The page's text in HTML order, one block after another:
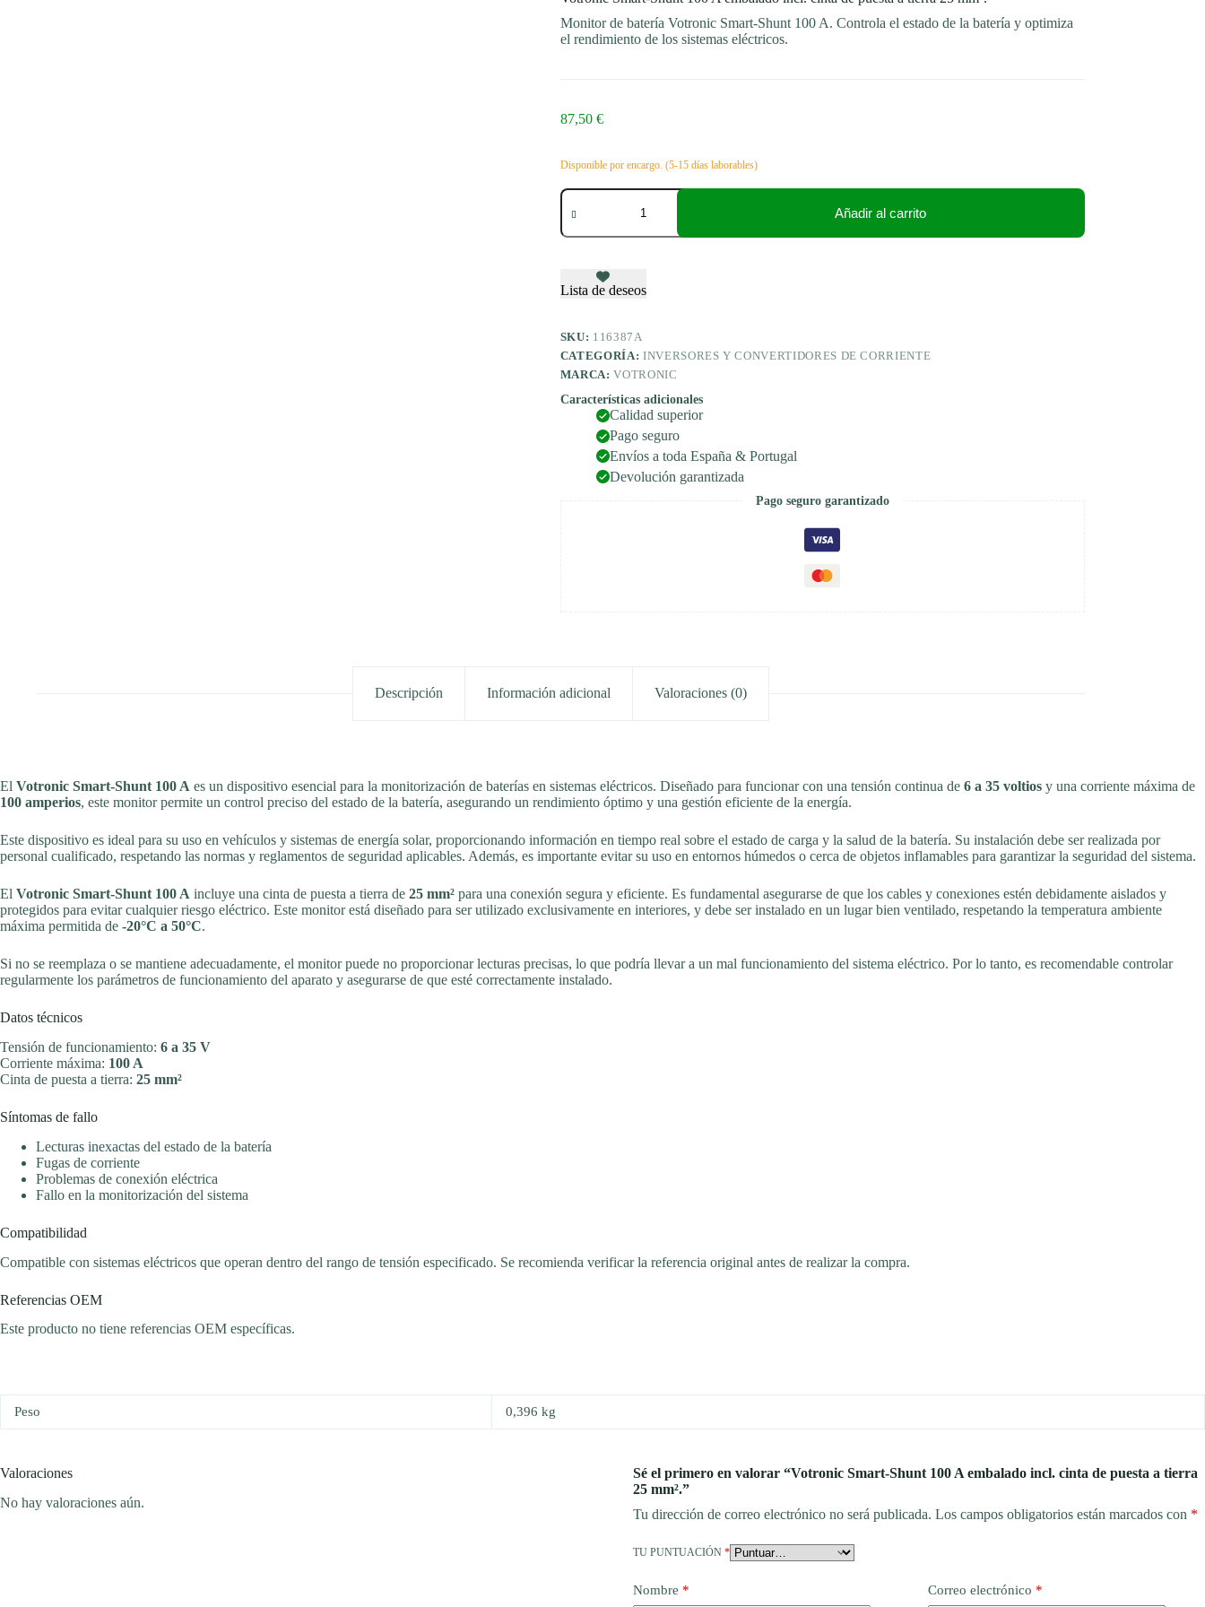
Monitor de batería Votronic Smart-Shunt 100 A. Controla el estado de la batería y optimiza
el rendimiento de los sistemas eléctricos.
87,50 €
Disponible por encargo. (5-15 días laborables)
Votronic
Smart-
100
embalado
incl.
puesta
tierra
25
mm².
cantidad
Añadir al carrito
Lista de deseos
SKU: 116387A
CATEGORÍA: INVERSORES Y CONVERTIDORES DE CORRIENTE
MARCA:VOTRONIC
Características adicionales
Calidad superior
Pago seguro
Envíos a toda España & Portugal
Devolución garantizada
Pago seguro garantizado
Descripción Información adicional Valoraciones (0)
El Votronic Smart-Shunt 100 A es un dispositivo esencial para la monitorización de baterías en sistemas eléctricos. Diseñado para funcionar con una tensión continua de 6 a 35 voltios y una corriente máxima de
100 amperios, este monitor permite un control preciso del estado de la batería, asegurando un rendimiento óptimo y una gestión eficiente de la energía.
Este dispositivo es ideal para su uso en vehículos y sistemas de energía solar, proporcionando información en tiempo real sobre el estado de carga y la salud de la batería. Su instalación debe ser realizada por
personal cualificado, respetando las normas y reglamentos de seguridad aplicables. Además, es importante evitar su uso en entornos húmedos o cerca de objetos inflamables para garantizar la seguridad del sistema.
El Votronic Smart-Shunt 100 A incluye una cinta de puesta a tierra de 25 mm² para una conexión segura y eficiente. Es fundamental asegurarse de que los cables y conexiones estén debidamente aislados y
protegidos para evitar cualquier riesgo eléctrico. Este monitor está diseñado para ser utilizado exclusivamente en interiores, y debe ser instalado en un lugar bien ventilado, respetando la temperatura ambiente
máxima permitida de -20°C a 50°C.
Si no se reemplaza o se mantiene adecuadamente, el monitor puede no proporcionar lecturas precisas, lo que podría llevar a un mal funcionamiento del sistema eléctrico. Por lo tanto, es recomendable controlar
regularmente los parámetros de funcionamiento del aparato y asegurarse de que esté correctamente instalado.
Datos técnicos
Tensión de funcionamiento: 6 a 35 V
Corriente máxima: 100 A
Cinta de puesta a tierra: 25 mm²
Síntomas de fallo
Lecturas inexactas del estado de la batería
Fugas de corriente
Problemas de conexión eléctrica
Fallo en la monitorización del sistema
Compatibilidad
Compatible con sistemas eléctricos que operan dentro del rango de tensión especificado. Se recomienda verificar la referencia original antes de realizar la compra.
Referencias OEM
Este producto no tiene referencias OEM específicas.
Peso 0,396 kg
Valoraciones
No hay valoraciones aún.
Sé el primero en valorar “Votronic Smart-Shunt 100 A embalado incl. cinta de puesta a tierra
25 mm².”
Tu dirección de correo electrónico no será publicada. Los campos obligatorios están marcados con *
TU PUNTUACIÓN *
Nombre * Correo electrónico *